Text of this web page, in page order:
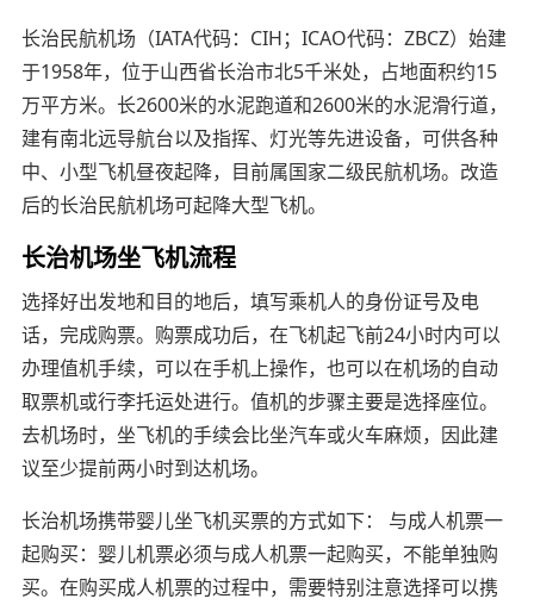
长治民航机场（IATA代码：CIH；ICAO代码：ZBCZ）始建
于1958年，位于山西省长治市北5千米处，占地面积约15
万平方米。长2600米的水泥跑道和2600米的水泥滑行道，
建有南北远导航台以及指挥、灯光等先进设备，可供各种
中、小型飞机昼夜起降，目前属国家二级民航机场。改造
后的长治民航机场可起降大型飞机。
长治机场坐飞机流程
选择好出发地和目的地后，填写乘机人的身份证号及电
话，完成购票。购票成功后，在飞机起飞前24小时内可以
办理值机手续，可以在手机上操作，也可以在机场的自动
取票机或行李托运处进行。值机的步骤主要是选择座位。
去机场时，坐飞机的手续会比坐汽车或火车麻烦，因此建
议至少提前两小时到达机场。
长治机场携带婴儿坐飞机买票的方式如下： 与成人机票一
起购买：婴儿机票必须与成人机票一起购买，不能单独购
买。在购买成人机票的过程中，需要特别注意选择可以携